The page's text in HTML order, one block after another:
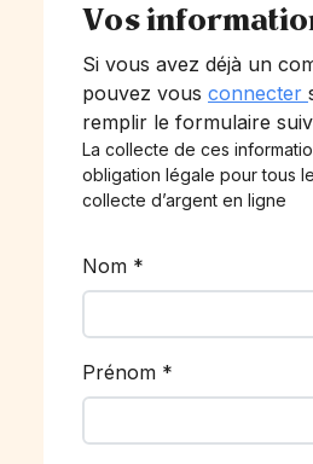
Vos
Si vous avez déjà un
pouvez vous connecter
remplir le formulaire
La collecte de ces
obligation légale pour tous
collecte d’argent en ligne
Nom *
Prénom *